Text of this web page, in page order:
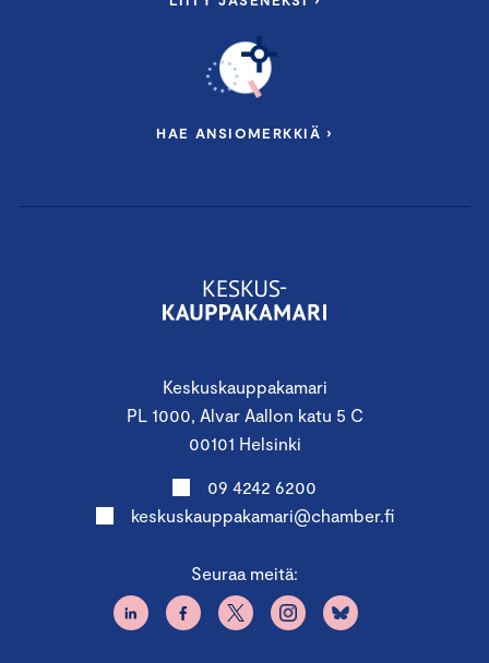
Keskuskauppakamari
PL 1000, Alvar Aallon katu 5 C
00101 Helsinki
09 4242 6200
keskuskauppakamari@chamber.fi
Seuraa meitä:
HAE ANSIOMERKKIÄ ›